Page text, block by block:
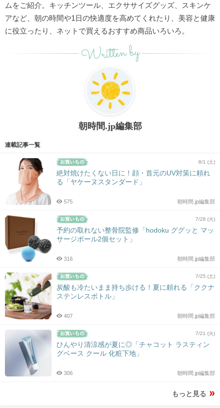
ムをご紹介。キッチンツール、エクササイズグッズ、スキンケ
アなど、朝の時間や1日の快適度を高めてくれたり、美容と健康
に役立ったり、ネットで買えるおすすめ商品いろいろ。
Written by
朝時間.jp編集部
連載記事一覧
8/1 (土)
絶対焼けたくない日に！顔・首元のUV対策に頼れ
る「ヤケーヌスタンダード」
朝時間.jp編集部
575
7/28 (火)
予約の取れない整骨院監修「hodoku ググッと マッ
サージボール2個セット」
朝時間.jp編集部
316
7/25 (土)
炭酸も冷たいまま持ち歩ける！夏に頼れる「ククナ
ステンレスボトル」
朝時間.jp編集部
407
7/21 (火)
ひんやり清涼感が夏に◎「チャコット ラスティン
グベース クール 化粧下地」
朝時間.jp編集部
306
もっと見る